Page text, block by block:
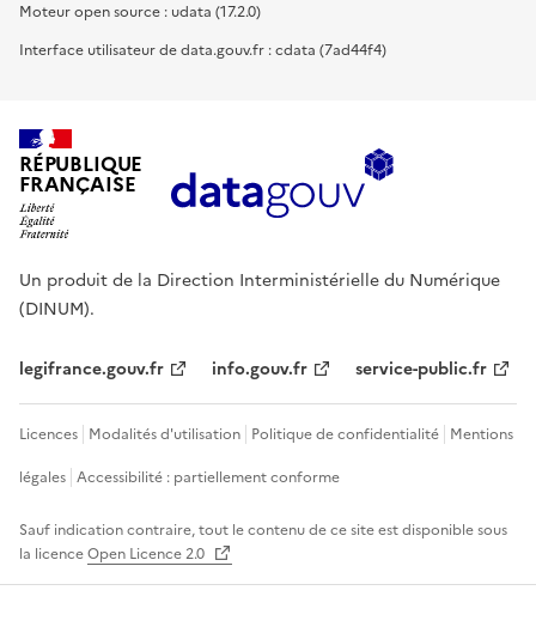
Moteur open source : udata (17.2.0)
Interface utilisateur de data.gouv.fr : cdata (7ad44f4)
RÉPUBLIQUE
FRANÇAISE
Un produit de la Direction Interministérielle du Numérique
(DINUM).
legifrance.gouv.fr info.gouv.fr service-public.fr
Licences Modalités d'utilisation Politique de confidentialité Mentions
légales Accessibilité : partiellement conforme
Sauf indication contraire, tout le contenu de ce site est disponible sous
la licenceOpen Licence 2.0